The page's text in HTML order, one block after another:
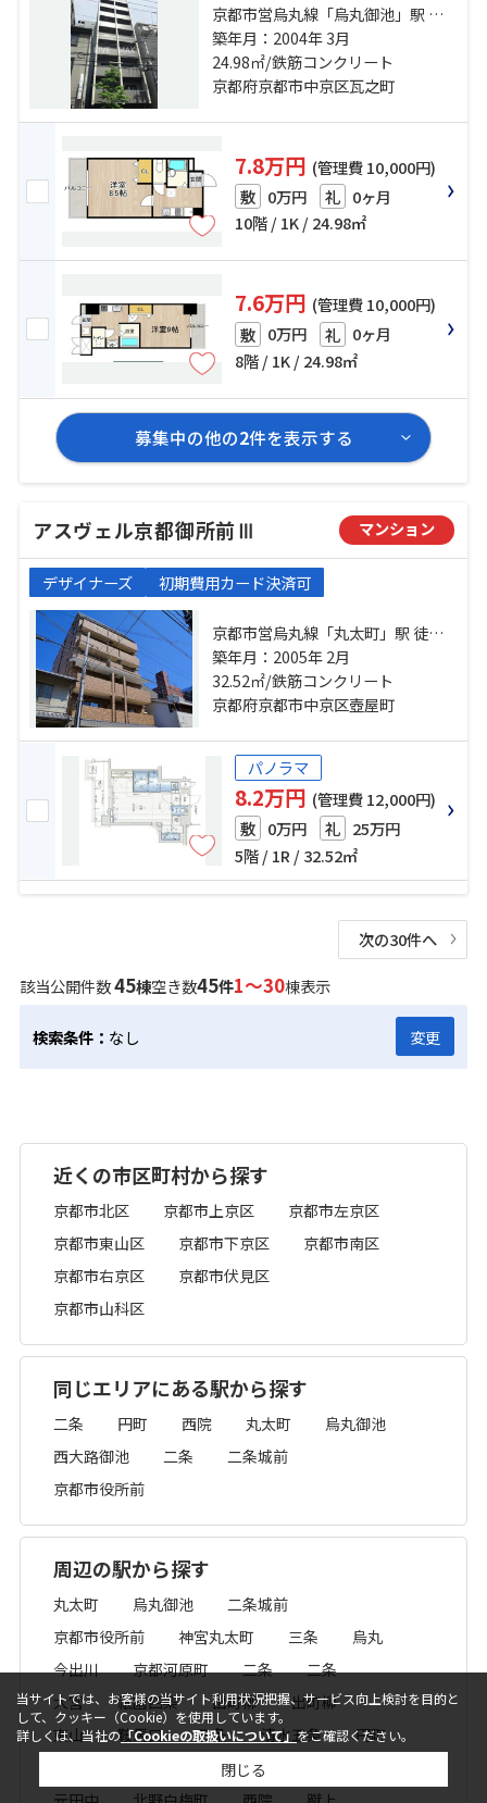
京都市営烏丸線「烏丸御池」駅 徒
歩3分 京都地下鉄東西線「烏丸御
池」駅 徒歩3分 京都市営烏丸線「丸
太町」駅 徒歩5分
築年月：2004年 3月
24.98㎡/鉄筋コンクリート
京都府京都市中京区瓦之町
7.8万円 (管理費 10,000円)
敷 0万円 礼 0ヶ月
10階 / 1K / 24.98㎡
7.6万円 (管理費 10,000円)
敷 0万円 礼 0ヶ月
8階 / 1K / 24.98㎡
募集中の他の2件を表示する
アスヴェル京都御所前Ⅲ マンション
デザイナーズ 初期費用カード決済可
京都市営烏丸線「丸太町」駅 徒歩4
分 京都市営烏丸線「烏丸御池」
駅 徒歩7分 京都地下鉄東西線「京都
市役所前」駅 徒歩14分
築年月：2005年 2月
32.52㎡/鉄筋コンクリート
京都府京都市中京区壺屋町
パノラマ
8.2万円 (管理費 12,000円)
敷 0万円 礼 25万円
5階 / 1R / 32.52㎡
次の30件へ
該当公開件数45棟空き数45件1～30棟表示
検索条件： なし 変更
近くの市区町村から探す
京都市北区 京都市上京区
京都市左京区
京都市東山区
京都市下京区
京都市南区
京都市右京区
京都市伏見区
京都市山科区
同じエリアにある駅から探す
二条 円町 西院 丸太町
烏丸御池
西大路御池
二条
二条城前
京都市役所前
周辺の駅から探す
丸太町 烏丸御池
二条城前
京都市役所前
神宮丸太町 三条
烏丸
今出川
京都河原町 二条
二条
大宮
祇園四条 出町柳
出町柳
東山
鞍馬口 五条 清水五条
円町
西大路御池
当サイトでは、お客様の当サイト利用状況把握、サービス向上検討を目的と
して、クッキー（Cookie）を使用しています。
詳しくは、当社の「Cookieの取扱いについて」をご確認ください。
閉じる